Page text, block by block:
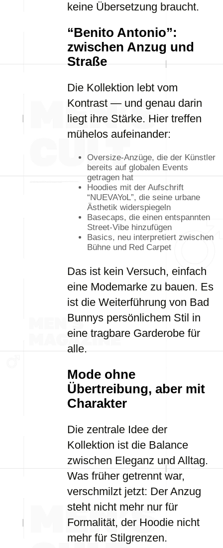
keine Übersetzung braucht.
“Benito Antonio”:
zwischen Anzug und
Straße
Die Kollektion lebt vom
Kontrast — und genau darin
liegt ihre Stärke. Hier treffen
mühelos aufeinander:
Oversize-Anzüge, die der Künstler
bereits auf globalen Events
getragen hat
Hoodies mit der Aufschrift
“NUEVAYoL”, die seine urbane
Ästhetik widerspiegeln
Basecaps, die einen entspannten
Street-Vibe hinzufügen
Basics, neu interpretiert zwischen
Bühne und Red Carpet
Das ist kein Versuch, einfach
eine Modemarke zu bauen. Es
ist die Weiterführung von Bad
Bunnys persönlichem Stil in
eine tragbare Garderobe für
alle.
Mode ohne
Übertreibung, aber mit
Charakter
Die zentrale Idee der
Kollektion ist die Balance
zwischen Eleganz und Alltag.
Was früher getrennt war,
verschmilzt jetzt: Der Anzug
steht nicht mehr nur für
Formalität, der Hoodie nicht
mehr für Stilgrenzen.